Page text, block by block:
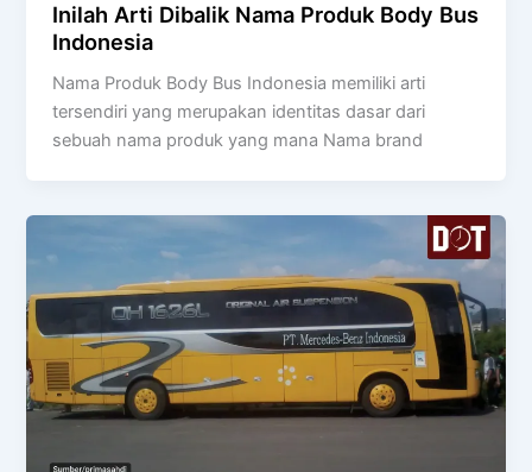
Inilah Arti Dibalik Nama Produk Body Bus
Indonesia
Nama Produk Body Bus Indonesia memiliki arti
tersendiri yang merupakan identitas dasar dari
sebuah nama produk yang mana Nama brand